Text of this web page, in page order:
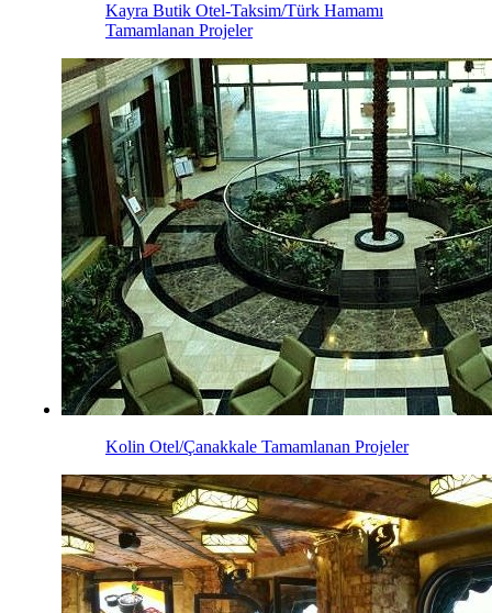
Kayra Butik Otel-Taksim/Türk Hamamı
Tamamlanan Projeler
Kolin Otel/Çanakkale Tamamlanan Projeler